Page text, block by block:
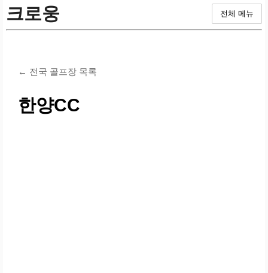
크로웅 전체 메뉴
← 전국 골프장 목록
한양CC